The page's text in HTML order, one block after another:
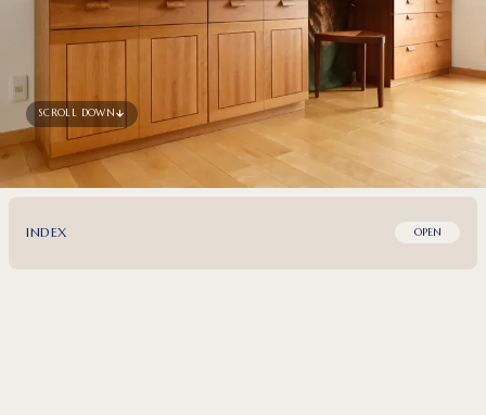
SCROLL DOWN
INDEX OPEN